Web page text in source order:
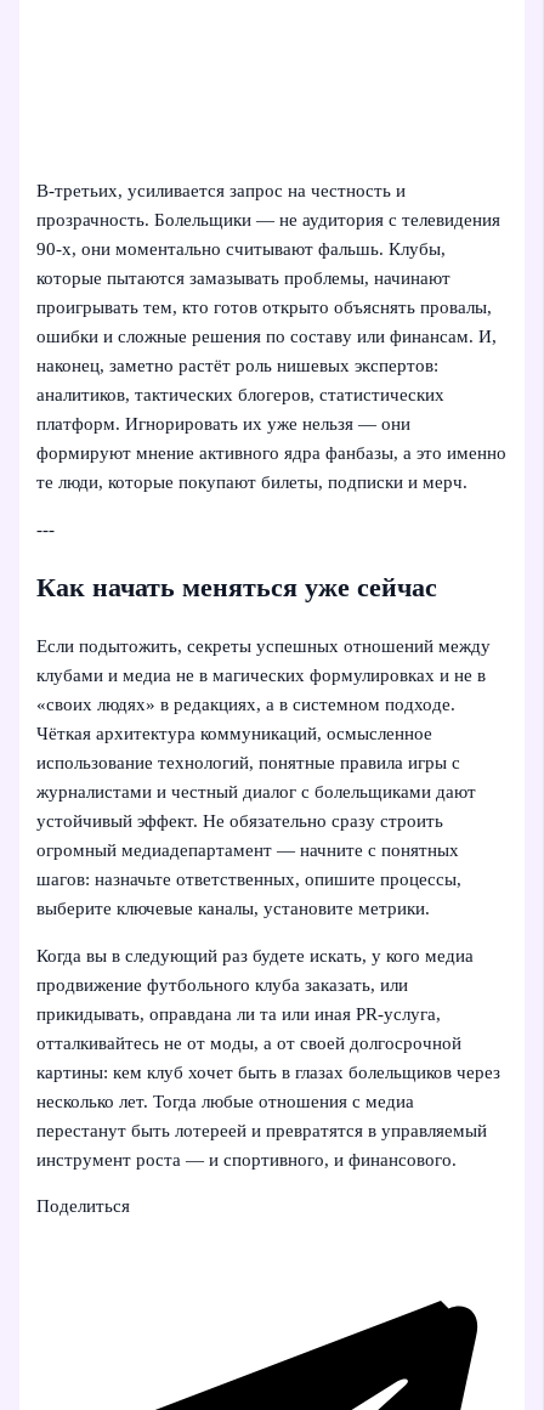
В-третьих, усиливается запрос на честность и
прозрачность. Болельщики — не аудитория с телевидения
90‑х, они моментально считывают фальшь. Клубы,
которые пытаются замазывать проблемы, начинают
проигрывать тем, кто готов открыто объяснять провалы,
ошибки и сложные решения по составу или финансам. И,
наконец, заметно растёт роль нишевых экспертов:
аналитиков, тактических блогеров, статистических
платформ. Игнорировать их уже нельзя — они
формируют мнение активного ядра фанбазы, а это именно
те люди, которые покупают билеты, подписки и мерч.
---
Как начать меняться уже сейчас
Если подытожить, секреты успешных отношений между
клубами и медиа не в магических формулировках и не в
«своих людях» в редакциях, а в системном подходе.
Чёткая архитектура коммуникаций, осмысленное
использование технологий, понятные правила игры с
журналистами и честный диалог с болельщиками дают
устойчивый эффект. Не обязательно сразу строить
огромный медиадепартамент — начните с понятных
шагов: назначьте ответственных, опишите процессы,
выберите ключевые каналы, установите метрики.
Когда вы в следующий раз будете искать, у кого медиа
продвижение футбольного клуба заказать, или
прикидывать, оправдана ли та или иная PR-услуга,
отталкивайтесь не от моды, а от своей долгосрочной
картины: кем клуб хочет быть в глазах болельщиков через
несколько лет. Тогда любые отношения с медиа
перестанут быть лотереей и превратятся в управляемый
инструмент роста — и спортивного, и финансового.
Поделиться